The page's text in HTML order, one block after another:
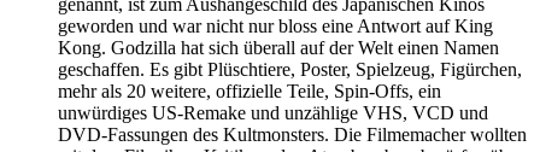
geworden und war nicht nur bloss eine Antwort auf King
Kong. Godzilla hat sich überall auf der Welt einen Namen
geschaffen. Es gibt Plüschtiere, Poster, Spielzeug, Figürchen,
mehr als 20 weitere, offizielle Teile, Spin-Offs, ein
unwürdiges US-Remake und unzählige VHS, VCD und
DVD-Fassungen des Kultmonsters. Die Filmemacher wollten